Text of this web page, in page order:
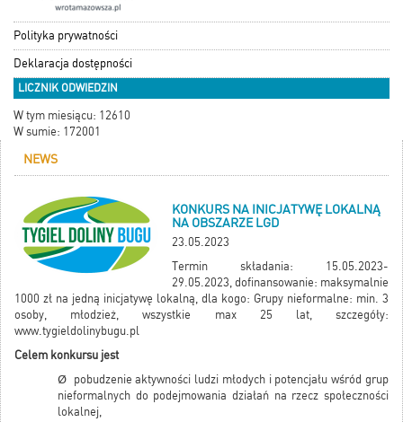
Polityka prywatności
Deklaracja dostępności
LICZNIK ODWIEDZIN
W tym miesiącu: 12610
W sumie: 172001
NEWS
KONKURS NA INICJATYWĘ LOKALNĄ
NA OBSZARZE LGD
23.05.2023
Termin składania: 15.05.2023-
29.05.2023, dofinansowanie: maksymalnie
1000 zł na jedną inicjatywę lokalną, dla kogo: Grupy nieformalne: min. 3
osoby, młodzież, wszystkie max 25 lat, szczegóły:
www.tygieldolinybugu.pl
Celem konkursu jest
Ø pobudzenie aktywności ludzi młodych i potencjału wśród grup
nieformalnych do podejmowania działań na rzecz społeczności
lokalnej,